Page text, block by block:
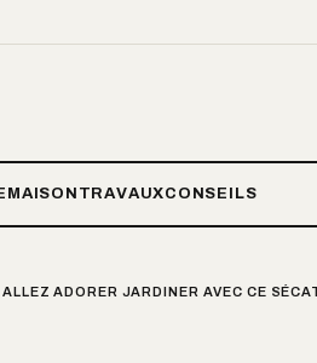
MAISON TRAVAUXCONSEILS
ALLEZ ADORER JARDINER AVEC CE